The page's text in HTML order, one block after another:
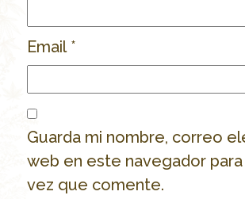
Email *
Guarda mi nombre, correo
web en este navegador
vez que comente.